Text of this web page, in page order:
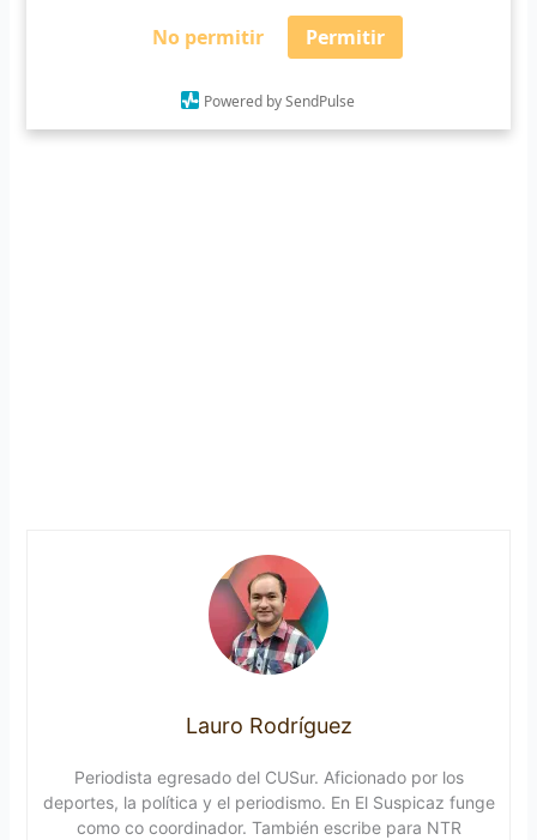
No permitir Permitir
Powered by SendPulse
Lauro Rodríguez
Periodista egresado del CUSur. Aficionado por los
deportes, la política y el periodismo. En El Suspicaz funge
como co coordinador. También escribe para NTR